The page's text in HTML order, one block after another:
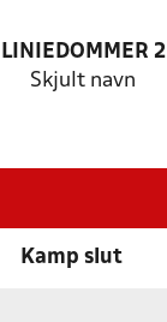
LINIEDOMMER 2
Skjult navn
Kamp slut